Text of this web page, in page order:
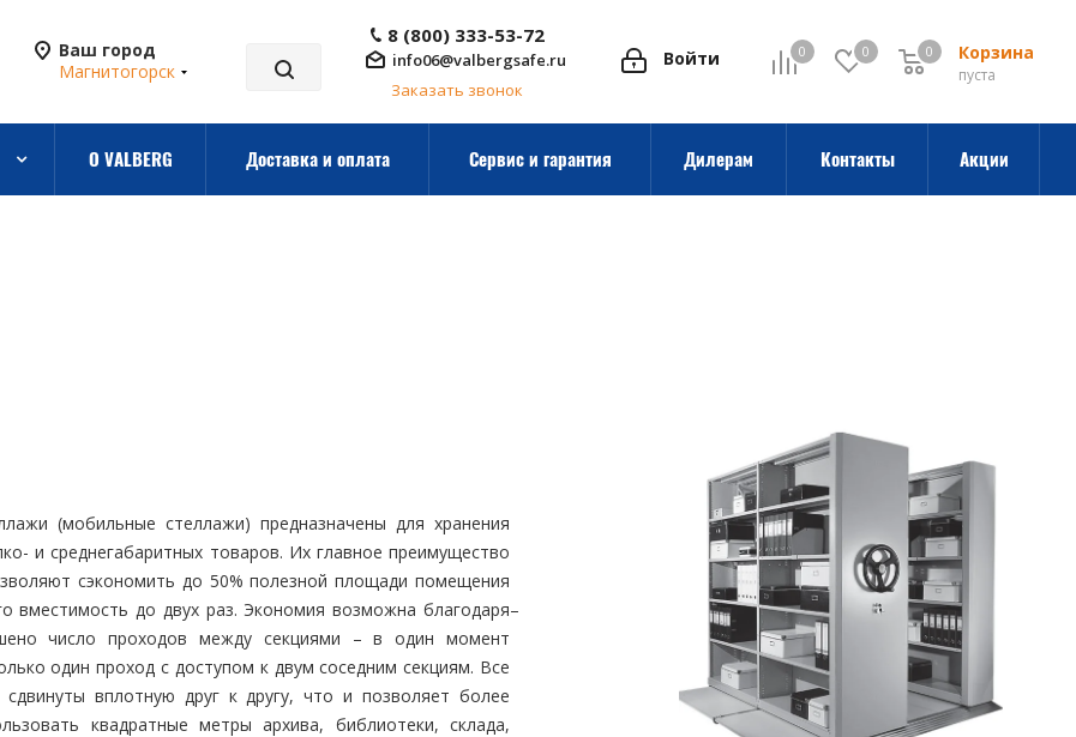
Ваш город
Магнитогорск
0 0 Корзина
0
пуста
0
Войти
8 (800) 333-53-72
info06@valbergsafe.ru
Заказать звонок
О VALBERG Доставка и оплата Сервис и гарантия Дилерам Контакты Акции
(мобильные стеллажи) предназначены для хранения
и среднегабаритных товаров. Их главное преимущество
сэкономить до 50% полезной площади помещения
вместимость до двух раз. Экономия возможна благодаря
число проходов между секциями – в один момент
один проход с доступом к двум соседним секциям. Все
сдвинуты вплотную друг к другу, что и позволяет более
квадратные метры архива, библиотеки, склада,
–